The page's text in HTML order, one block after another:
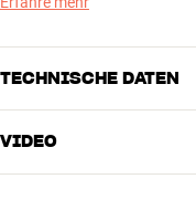
hinzufügen, zum Beispiel
Argon Audio.
unschönen Löcher sichtbar
TECHNISCHE DATEN
VIDEO